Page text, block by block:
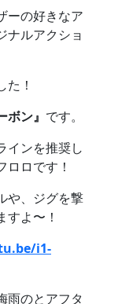
ーの好きなア
ナルアクショ
！
ボン』 です。
インを推奨し
ロです！
や、ジグを撃
よ〜！
i1-
雨のとアフタ